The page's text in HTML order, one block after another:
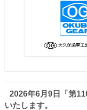
2026年6月9日「第
いたします。